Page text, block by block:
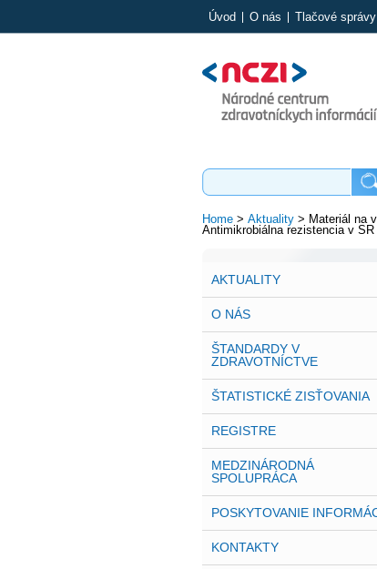
Úvod O nás Tlačové správy
Home> Aktuality> Materiál na
Antimikrobiálna rezistencia v SR
AKTUALITY
O NÁS
ŠTANDARDY V
ZDRAVOTNÍCTVE
ŠTATISTICKÉ ZISŤOVANIA
REGISTRE
MEDZINÁRODNÁ
SPOLUPRÁCA
POSKYTOVANIE
KONTAKTY